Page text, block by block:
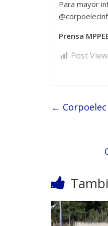
Para mayor
Prensa
Post
←